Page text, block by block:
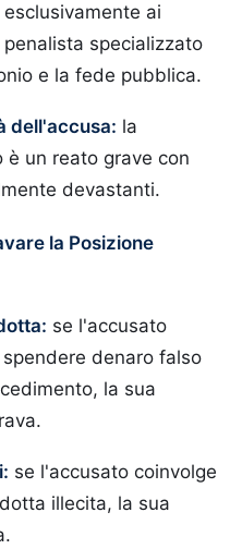
ai
specializzato
e la fede pubblica.
dell'accusa: la
un reato grave con
devastanti.
la Posizione
se l'accusato
denaro falso
la sua
se l'accusato coinvolge
illecita, la sua